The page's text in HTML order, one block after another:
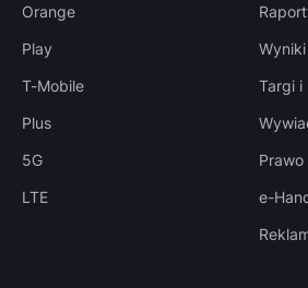
Orange
Play
T-Mobile
Plus
5G
LTE
Targi i
Prawo
e-